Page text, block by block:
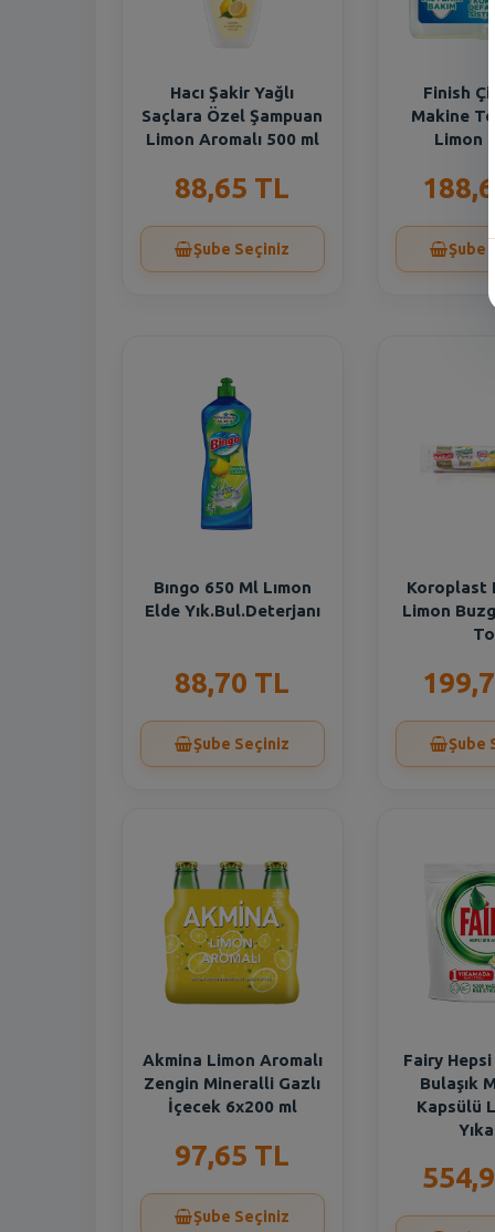
Hacı Şakir Yağlı
Saçlara Özel Şampuan
Limon Aromalı 500 ml
88,65 TL
Şube Seçiniz
Finish
Makine
Limon
Şube
Bıngo 650 Ml Lımon
Elde Yık.Bul.Deterjanı
88,70 TL
Şube Seçiniz
Koroplast
Limon
Şube
Akmina Limon Aromalı
Zengin Mineralli Gazlı
İçecek 6x200 ml
97,65 TL
Şube Seçiniz
Fairy
Bulaşık
Kapsülü